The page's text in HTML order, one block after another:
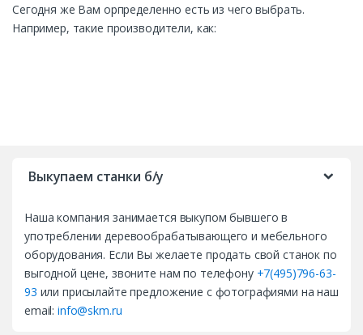
Сегодня же Вам орпределенно есть из чего выбрать.
Например, такие производители, как:
Выкупаем станки б/у
Наша компания занимается выкупом бывшего в
употреблении деревообрабатывающего и мебельного
оборудования. Если Вы желаете продать свой станок по
выгодной цене, звоните нам по телефону +7(495)796-63-
93 или присылайте предложение с фотографиями на наш
email:info@skm.ru